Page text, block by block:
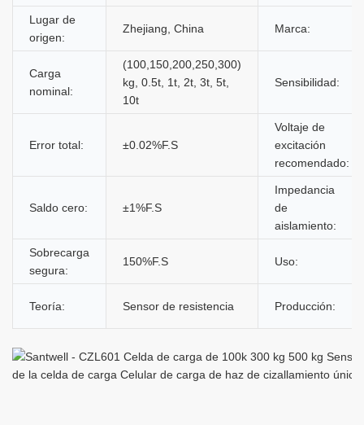
Lugar de
origen:
Zhejiang, China Marca:
Carga
nominal:
(100,150,200,250,300)
kg, 0.5t, 1t, 2t, 3t, 5t,
10t
Sensibilidad:
Error total: ±0.02%F.S
Voltaje de
excitación
recomendado:
Saldo cero: ±1%F.S
Impedancia
de
aislamiento:
Sobrecarga
segura:
150%F.S Uso:
Teoría: Sensor de resistencia Producción: